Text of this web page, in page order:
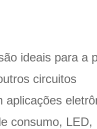
ideais para a
circuitos
aplicações
consumo, LED,